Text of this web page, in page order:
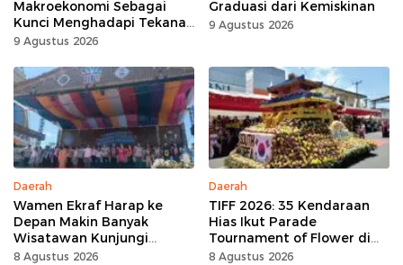
Makroekonomi Sebagai
Kunci Menghadapi Tekanan
Daya Beli
9 Agustus 2026
Graduasi dari Kemiskinan
9 Agustus 2026
Daerah
Wamen Ekraf Harap ke
Depan Makin Banyak
Wisatawan Kunjungi
Tomohon
8 Agustus 2026
Daerah
TIFF 2026: 35 Kendaraan
Hias Ikut Parade
Tournament of Flower di
Tomohon
8 Agustus 2026